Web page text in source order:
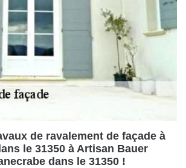
de ravalement de façade à
le 31350 à Artisan Bauer
dans le 31350 !